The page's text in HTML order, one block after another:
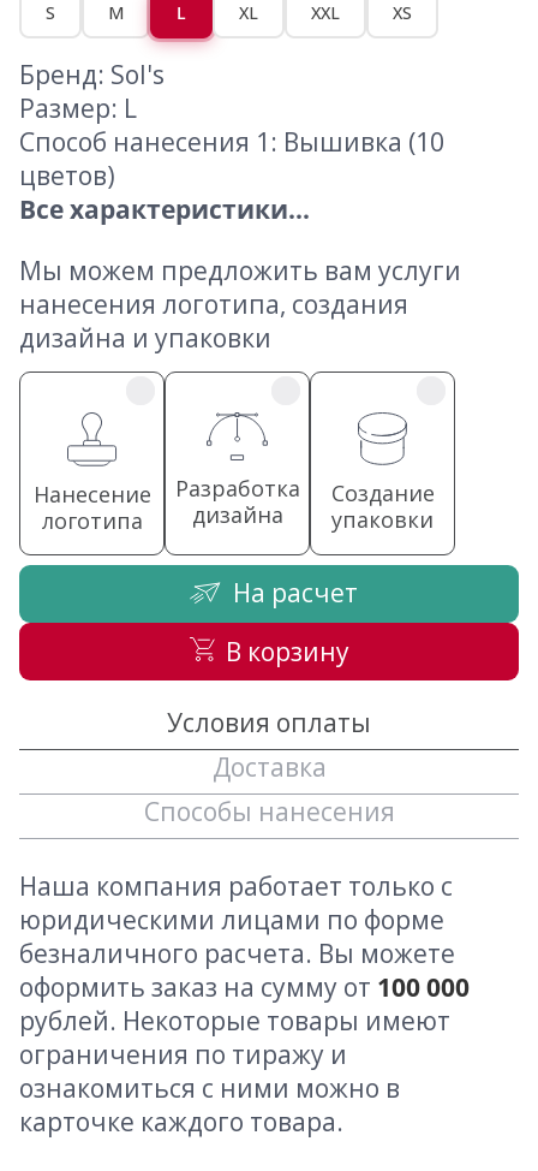
S M L XL XXL XS
Бренд: Sol's
Размер: L
Способ нанесения 1: Вышивка (10
цветов)
Все характеристики...
Мы можем предложить вам услуги
нанесения логотипа, создания
дизайна и упаковки
Нанесение
логотипа
Разработка
дизайна
Создание
упаковки
На расчет
В корзину
Условия оплаты
Доставка
Способы нанесения
Наша компания работает только с
юридическими лицами по форме
безналичного расчета. Вы можете
оформить заказ на сумму от 100 000
рублей. Некоторые товары имеют
ограничения по тиражу и
ознакомиться с ними можно в
карточке каждого товара.